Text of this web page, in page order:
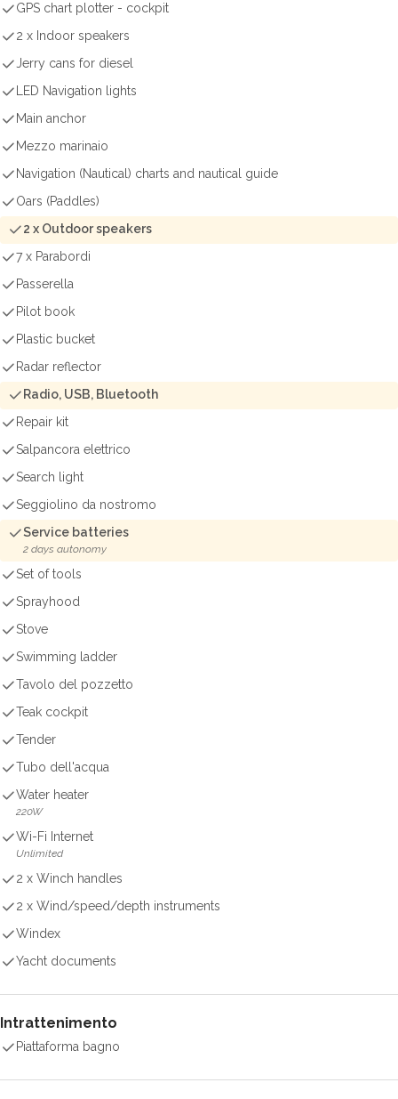
GPS chart plotter - cockpit
2 x Indoor speakers
Jerry cans for diesel
LED Navigation lights
Main anchor
Mezzo marinaio
Navigation (Nautical) charts and nautical guide
Oars (Paddles)
2 x Outdoor speakers
7 x Parabordi
Passerella
Pilot book
Plastic bucket
Radar reflector
Radio, USB, Bluetooth
Repair kit
Salpancora elettrico
Search light
Seggiolino da nostromo
Service batteries
2 days autonomy
Set of tools
Sprayhood
Stove
Swimming ladder
Tavolo del pozzetto
Teak cockpit
Tender
Tubo dell'acqua
Water heater
220W
Wi-Fi Internet
Unlimited
2 x Winch handles
2 x Wind/speed/depth instruments
Windex
Yacht documents
Intrattenimento
Piattaforma bagno